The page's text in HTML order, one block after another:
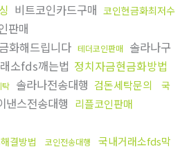
비트코인카드구매 코인현금화최저수
판매
화해드립니다 테더코인판매 솔라나구
소fds깨는법 정치자금현금화방법
탁 솔라나전송대행 검돈세탁문의
국
낸스전송대행 리플코인판매
결방법 코인전송대행
국내거래소fds막